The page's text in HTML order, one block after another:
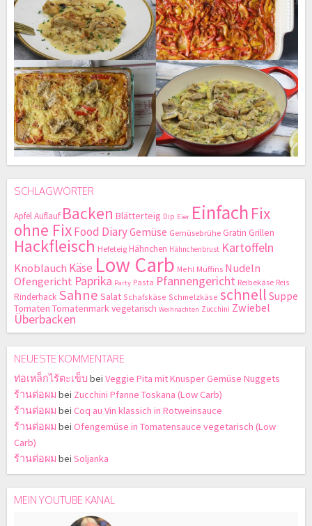
SCHLAGWÖRTER
ApfelAuflauf Backen Blätterteig Dip Eier Einfach Fix
ohne FixFood DiaryGemüse Gemüsebrühe Gratin Grillen
Hackfleisch Hefeteig Hähnchen Hähnchenbrust Kartoffeln
Knoblauch Käse Low Carb Mehl Muffins Nudeln
Ofengericht Paprika Party Pasta Pfannengericht Reibekäse Reis
Rinderhack Sahne Salat Schafskäse Schmelzkäse schnell Suppe
Tomaten Tomatenmarkvegetarisch Weihnachten Zucchini Zwiebel
Überbacken
NEUESTE KOMMENTARE
ท่อเหล็กไร้ตะเข็บ bei Veggie Pita mit Knusper Gemüse Nuggets
ร้านต่อผม bei Zucchini Pfanne Toskana (Low Carb)
ร้านต่อผม bei Coq au Vin klassich in Rotweinsauce
ร้านต่อผม bei Ofengemüse in Tomatensauce vegetarisch (Low
Carb)
ร้านต่อผม bei Soljanka
MEIN YOUTUBE KANAL